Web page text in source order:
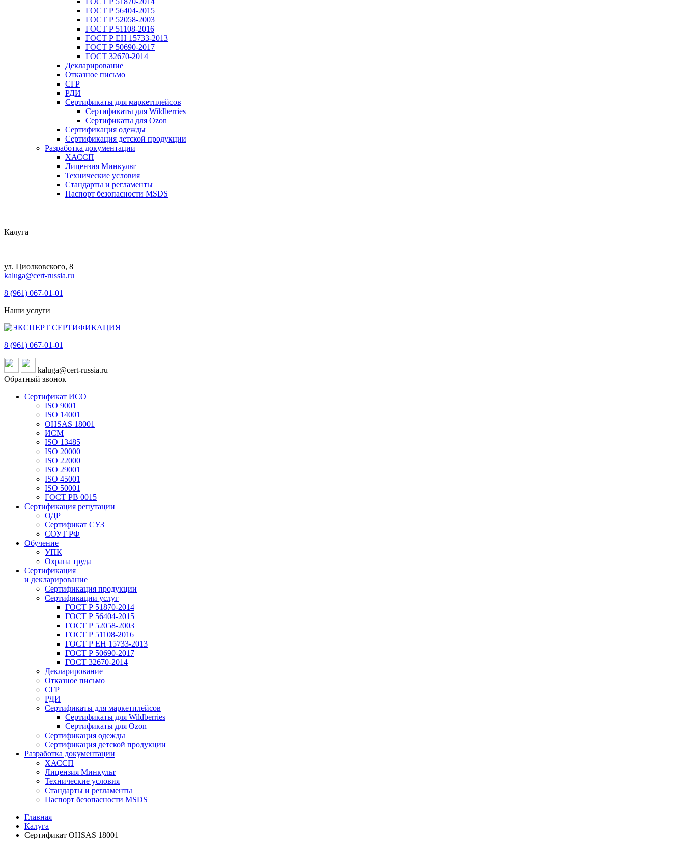
ГОСТ Р 56404-2015
ГОСТ Р 52058-2003
ГОСТ Р 51108-2016
ГОСТ Р ЕН 15733-2013
ГОСТ Р 50690-2017
ГОСТ 32670-2014
Декларирование
Отказное письмо
СГР
РДИ
Сертификаты для маркетплейсов
Сертификаты для Wildberries
Сертификаты для Ozon
Сертификация одежды
Сертификация детской продукции
Разработка документации
ХАССП
Лицензия Минкульт
Технические условия
Стандарты и регламенты
Паспорт безопасности MSDS
Калуга
ул. Циолковского, 8
kaluga@cert-russia.ru
8 (961) 067-01-01
Наши услуги
8 (961) 067-01-01
kaluga@cert-russia.ru
Обратный звонок
Сертификат ИСО
ISO 9001
ISO 14001
OHSAS 18001
ИСМ
ISO 13485
ISO 20000
ISO 22000
ISO 29001
ISO 45001
ISO 50001
ГОСТ РВ 0015
Сертификация репутации
ОДР
Сертификат СУЗ
СОУТ РФ
Обучение
УПК
Охрана труда
Сертификация
и декларирование
Сертификация продукции
Сертификации услуг
ГОСТ Р 51870-2014
ГОСТ Р 56404-2015
ГОСТ Р 52058-2003
ГОСТ Р 51108-2016
ГОСТ Р ЕН 15733-2013
ГОСТ Р 50690-2017
ГОСТ 32670-2014
Декларирование
Отказное письмо
СГР
РДИ
Сертификаты для маркетплейсов
Сертификаты для Wildberries
Сертификаты для Ozon
Сертификация одежды
Сертификация детской продукции
Разработка документации
ХАССП
Лицензия Минкульт
Технические условия
Стандарты и регламенты
Паспорт безопасности MSDS
Главная
Калуга
Сертификат OHSAS 18001